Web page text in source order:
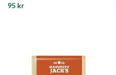
95 kr